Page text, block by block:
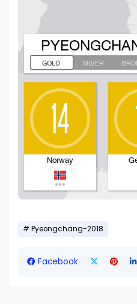
Pyeongchang-2018
Facebook